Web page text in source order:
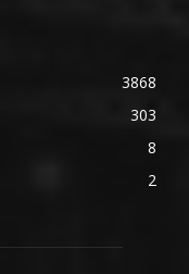
3868
303
8
2